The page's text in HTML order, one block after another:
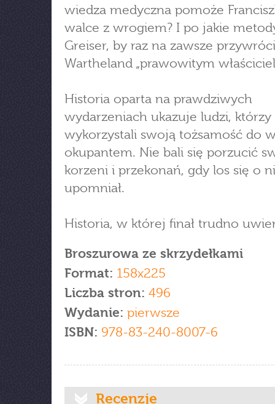
wiedza medyczna pomoże
walce z wrogiem? I po jakie
Greiser, by raz na zawsze
Wartheland „prawowitym
Historia oparta na prawdziwych
wydarzeniach ukazuje ludzi, którzy
wykorzystali swoją tożsamość do
okupantem. Nie bali się porzucić
korzeni i przekonań, gdy los się o
upomniał.
Historia, w której finał trudno
Broszurowa ze skrzydełkami
Format: 158x225
Liczba stron: 496
Wydanie: pierwsze
ISBN: 978-83-240-8007-6
Recenzje